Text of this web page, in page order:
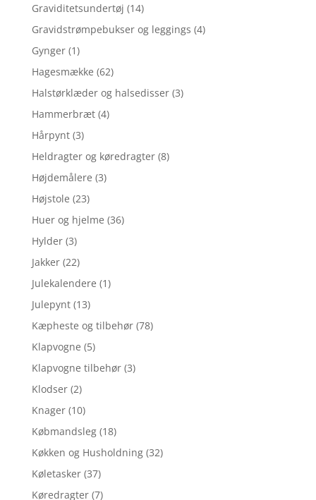
Graviditetsundertøj (14)
Gravidstrømpebukser og leggings (4)
Gynger (1)
Hagesmække (62)
Halstørklæder og halsedisser (3)
Hammerbræt (4)
Hårpynt (3)
Heldragter og køredragter (8)
Højdemålere (3)
Højstole (23)
Huer og hjelme (36)
Hylder (3)
Jakker (22)
Julekalendere (1)
Julepynt (13)
Kæpheste og tilbehør (78)
Klapvogne (5)
Klapvogne tilbehør (3)
Klodser (2)
Knager (10)
Købmandsleg (18)
Køkken og Husholdning (32)
Køletasker (37)
Køredragter (7)